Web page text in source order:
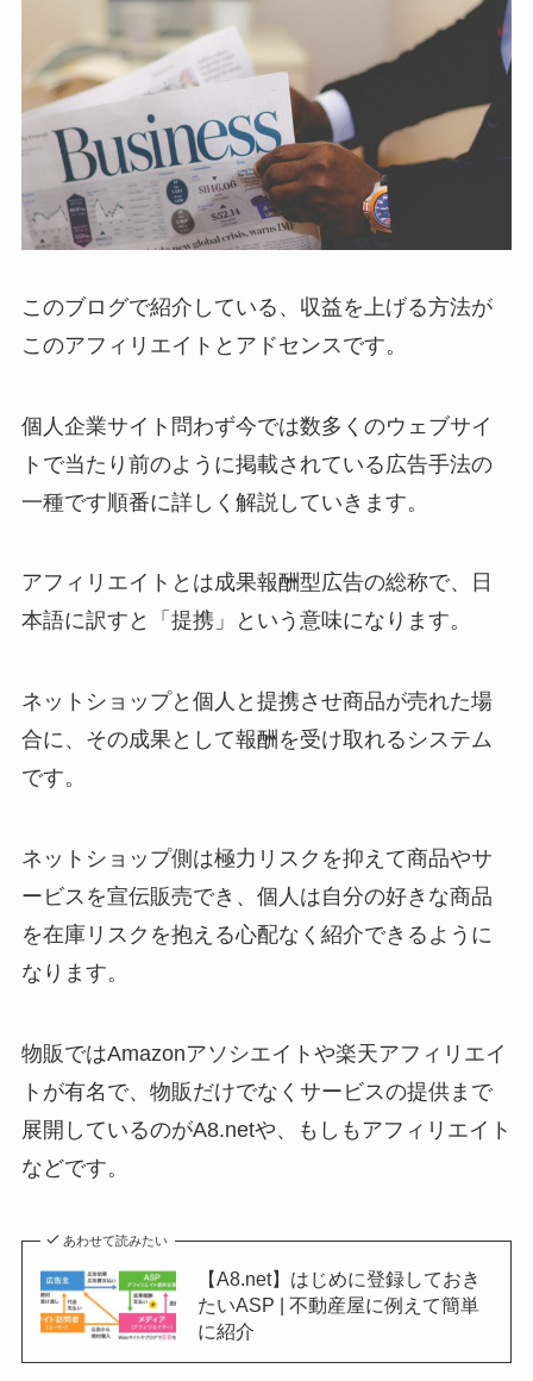
このブログで紹介している、収益を上げる方法が
このアフィリエイトとアドセンスです。
個人企業サイト問わず今では数多くのウェブサイ
トで当たり前のように掲載されている広告手法の
一種です順番に詳しく解説していきます。
アフィリエイトとは成果報酬型広告の総称で、日
本語に訳すと「提携」という意味になります。
ネットショップと個人と提携させ商品が売れた場
合に、その成果として報酬を受け取れるシステム
です。
ネットショップ側は極力リスクを抑えて商品やサ
ービスを宣伝販売でき、個人は自分の好きな商品
を在庫リスクを抱える心配なく紹介できるように
なります。
物販ではAmazonアソシエイトや楽天アフィリエイ
トが有名で、物販だけでなくサービスの提供まで
展開しているのがA8.netや、
もしもアフィリエイト
などです。
あわせて読みたい
【A8.net】はじめに登録しておき
たいASP | 不動産屋に例えて簡単
に紹介